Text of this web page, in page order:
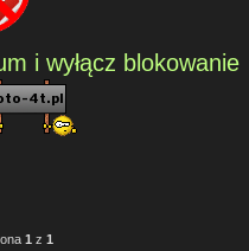
i wyłącz blokowanie
1 z 1